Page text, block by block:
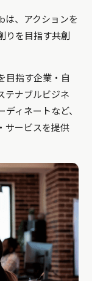
、アクションを
りを目指す共創
目指す企業・自
テナブルビジネ
ィネートなど、
サービスを提供